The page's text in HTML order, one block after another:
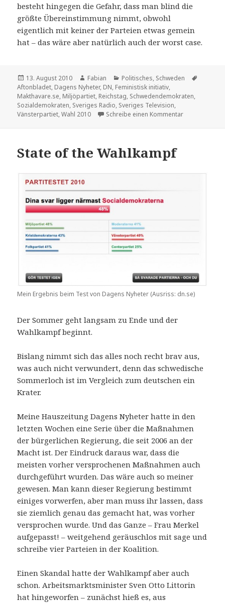
besteht hingegen die Gefahr, dass man blind die
größte Übereinstimmung nimmt, obwohl
eigentlich mit keiner der Parteien etwas gemein
hat – das wäre aber natürlich auch der worst case.
Veröffentlicht
am
13. August 2010 Autor
Fabian Kategorien
Politisches, Schweden
Aftonbladet, Dagens Nyheter, DN, Feministisk initiativ,
Makthavare.se, Miljöpartiet, Reichstag, Schwedendemokraten,
Sozialdemokraten, Sveriges Radio, Sveriges Television,
Vänsterpartiet,Wahl 2010 Schreibe einen Kommentarzu
State of the Wahlkampf
Mein Ergebnis beim Test von Dagens Nyheter (Ausriss: dn.se)
Der Sommer geht langsam zu Ende und der
Wahlkampf beginnt.
Bislang nimmt sich das alles noch recht brav aus,
was auch nicht verwundert, denn das schwedische
Sommerloch ist im Vergleich zum deutschen ein
Krater.
Meine Hauszeitung Dagens Nyheter hatte in den
letzten Wochen eine Serie über die Maßnahmen
der bürgerlichen Regierung, die seit 2006 an der
Macht ist. Der Eindruck daraus war, dass die
meisten vorher versprochenen Maßnahmen auch
durchgeführt wurden. Das wäre auch so meiner
gewesen. Man kann dieser Regierung bestimmt
einiges vorwerfen, aber man muss ihr lassen, dass
sie ziemlich genau das gemacht hat, was vorher
versprochen wurde. Und das Ganze – Frau Merkel
aufgepasst! – weitgehend geräuschlos mit sage und
schreibe vier Parteien in der Koalition.
Einen Skandal hatte der Wahlkampf aber auch
schon. Arbeitsmarktsminister Sven Otto Littorin
hat hingeworfen – zunächst hieß es, aus